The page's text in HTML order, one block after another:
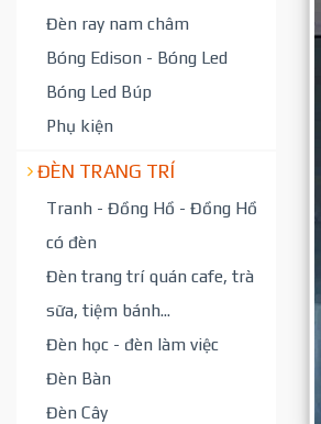
Đèn ray nam châm
Bóng Edison - Bóng Led
Bóng Led Búp
Phụ kiện
ĐÈN TRANG TRÍ
Tranh - Đồng Hồ - Đồng Hồ
có đèn
Đèn trang trí quán cafe, trà
sữa, tiệm bánh...
Đèn học - đèn làm việc
Đèn Bàn
Đèn Cây